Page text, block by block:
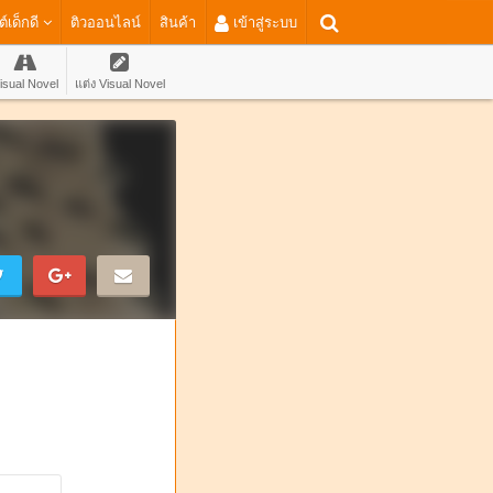
เด็กดี ติวออนไลน์ สินค้า เข้าสู่ระบบ
Novel แต่ง Visual Novel